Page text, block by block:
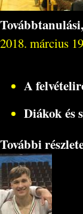
2018. március
A
Diákok és
További